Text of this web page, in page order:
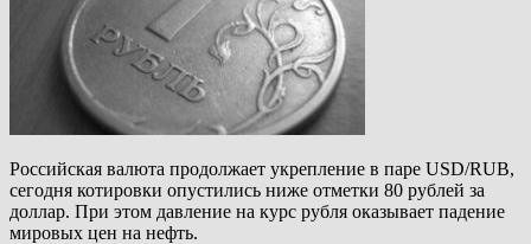
Российская валюта продолжает укрепление в паре USD/RUB,
сегодня котировки опустились ниже отметки 80 рублей за
доллар. При этом давление на курс рубля оказывает падение
мировых цен на нефть.